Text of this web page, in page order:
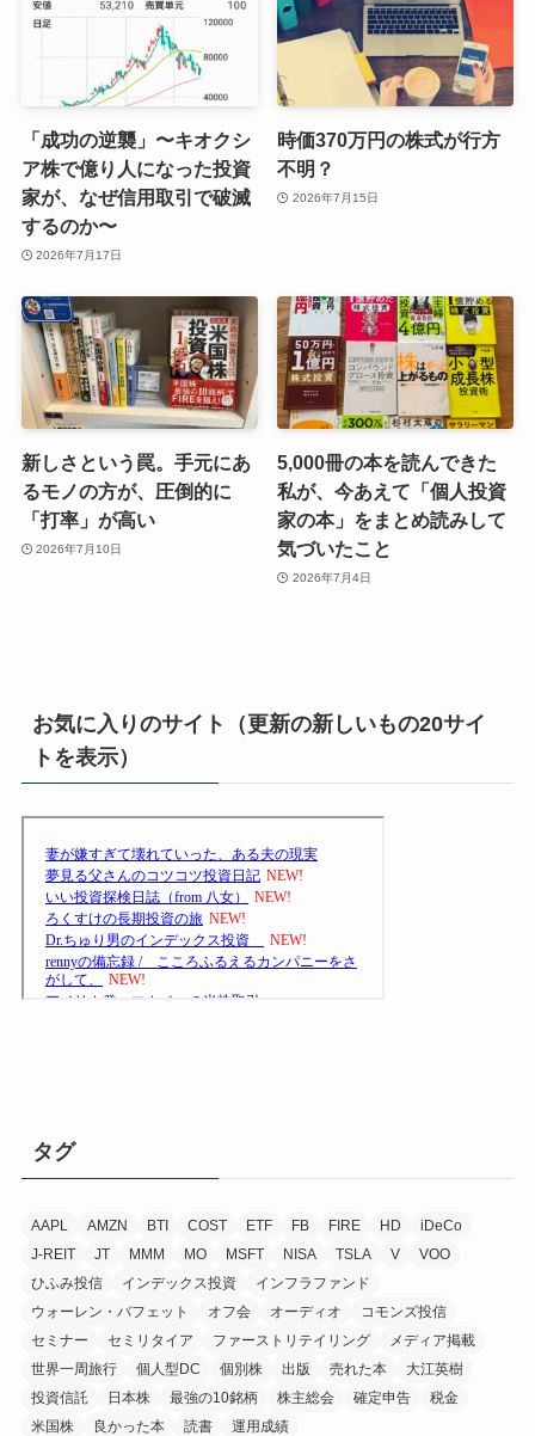
「成功の逆襲」〜キオクシ
ア株で億り人になった投資
家が、なぜ信用取引で破滅
するのか〜
2026年7月17日
時価370万円の株式が行方
不明？
2026年7月15日
新しさという罠。手元にあ
るモノの方が、圧倒的に
「打率」が高い
2026年7月10日
5,000冊の本を読んできた
私が、今あえて「個人投資
家の本」をまとめ読みして
気づいたこと
2026年7月4日
お気に入りのサイト（更新の新しいもの20サイ
トを表示）
タグ
AAPL AMZN BTI COST ETF FB FIRE HD
iDeCo
J-REIT
JT MMM MO MSFT NISA TSLA V
VOO
ひふみ投信
インデックス投資
インフラファンド
ウォーレン・バフェット
オフ会 オーディオ
コモンズ投信
セミナー
セミリタイア ファーストリテイリング
メディア掲載
世界一周旅行
個人型DC 個別株 出版 売れた本
大江英樹
投資信託
日本株 最強の10銘柄 株主総会 確定申告
税金
米国株
良かった本 読書 運用成績